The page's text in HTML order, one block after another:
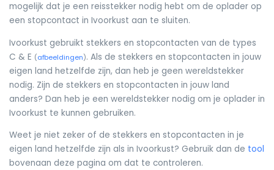
mogelijk dat je een reisstekker nodig hebt om de oplader op
een stopcontact in Ivoorkust aan te sluiten.
Ivoorkust gebruikt stekkers en stopcontacten van de types
C & E (afbeeldingen). Als de stekkers en stopcontacten in jouw
eigen land hetzelfde zijn, dan heb je geen wereldstekker
nodig. Zijn de stekkers en stopcontacten in jouw land
anders? Dan heb je een wereldstekker nodig om je oplader in
Ivoorkust te kunnen gebruiken.
Weet je niet zeker of de stekkers en stopcontacten in je
eigen land hetzelfde zijn als in Ivoorkust? Gebruik dan de tool
bovenaan deze pagina om dat te controleren.